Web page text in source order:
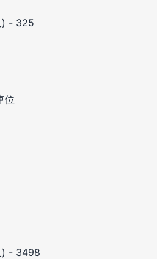
) - 325
位
) - 3498